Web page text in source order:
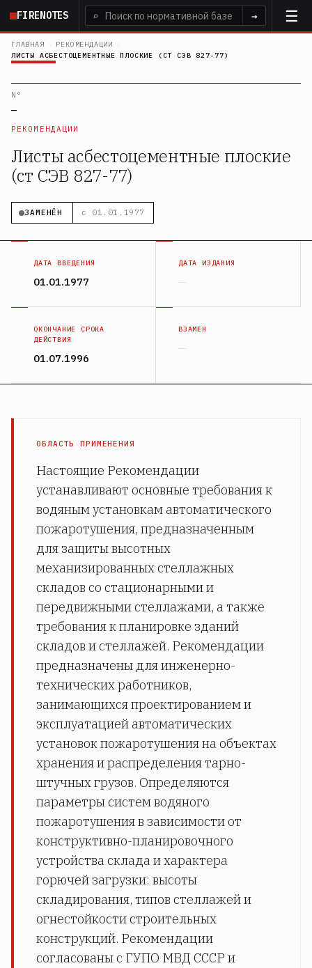
Перейти
основному
содержанию
FIRENOTES ⌕ →
ГЛАВНАЯ › РЕКОМЕНДАЦИИ
›
ЛИСТЫ АСБЕСТОЦЕМЕНТНЫЕ ПЛОСКИЕ (СТ СЭВ 827-77)
N°
—
РЕКОМЕНДАЦИИ
Листы асбестоцементные плоские
(ст СЭВ 827-77)
ЗАМЕНЁН с 01.01.1977
ДАТА ВВЕДЕНИЯ
01.01.1977
ДАТА ИЗДАНИЯ
—
ОКОНЧАНИЕ СРОКА
ДЕЙСТВИЯ
01.07.1996
ВЗАМЕН
—
ОБЛАСТЬ ПРИМЕНЕНИЯ
Настоящие Рекомендации
устанавливают основные требования к
водяным установкам автоматического
пожаротушения, предназначенным
для защиты высотных
механизированных стеллажных
складов со стационарными и
передвижными стеллажами, а также
требования к планировке зданий
складов и стеллажей. Рекомендации
предназначены для инженерно-
технических работников,
занимающихся проектированием и
эксплуатацией автоматических
установок пожаротушения на объектах
хранения и распределения тарно-
штучных грузов. Определяются
параметры систем водяного
пожаротушения в зависимости от
конструктивно-планировочного
устройства склада и характера
горючей загрузки: высоты
складирования, типов стеллажей и
огнестойкости строительных
конструкций. Рекомендации
согласованы с ГУПО МВД СССР и